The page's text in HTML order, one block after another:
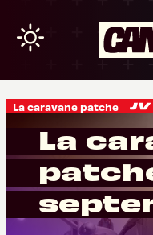
La caravane patche
La